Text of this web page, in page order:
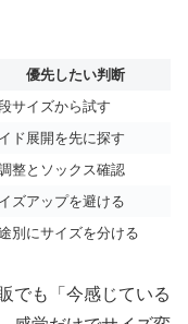
優先したい判断
サイズから試す
ド展開を先に探す
整とソックス確認
ズアップを避ける
別にサイズを分ける
でも「今感じている